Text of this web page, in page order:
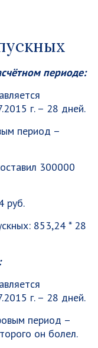
периоде:
г. – 28 дней.
период –
300000
руб.
853,24 * 28
г. – 28 дней.
период –
он болел.